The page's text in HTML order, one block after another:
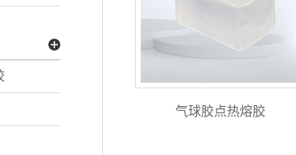
气球胶点热熔胶